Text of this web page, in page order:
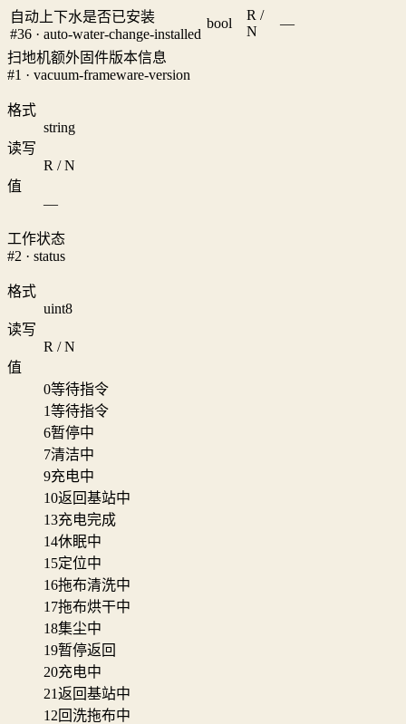
自动上下水是否已安装
#36 · auto-water-change-installed
bool
R /
N
—
扫地机额外固件版本信息
#1 · vacuum-frameware-version
格式
string
读写
R / N
值
—
工作状态
#2 · status
格式
uint8
读写
R / N
值
0等待指令
1等待指令
6暂停中
7清洁中
9充电中
10返回基站中
13充电完成
14休眠中
15定位中
16拖布清洗中
17拖布烘干中
18集尘中
19暂停返回
20充电中
21返回基站中
12回洗拖布中